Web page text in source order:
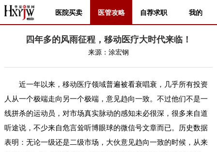
医院买卖 医管攻略 自荐求职 我的
四年多的风雨征程，移动医疗大时代来临！
来源： 涂宏钢
近一年以来，移动医疗领域普遍被看衰唱衰，几乎所有投资
人从一个极端走向另一个极端，意见趋向一致。不过他们不是一
线拼杀的运动员，对市场真实脉动的感知未必很深，很多来自道
听途说，不少来自危言耸听博眼球的微信号文章而已。历史数据
表明：无论一级还是二级市场，大伙意见趋向一致的时候，从来